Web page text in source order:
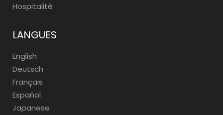
Hospitalité
LANGUES
English
Deutsch
Français
Español
Japanese